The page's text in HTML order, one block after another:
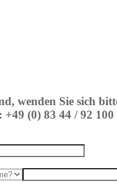
wenden Sie sich
(0) 83 44 / 92 100